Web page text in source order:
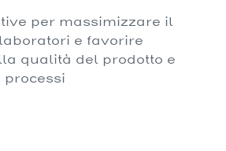
per massimizzare il
e favorire
qualità del prodotto e